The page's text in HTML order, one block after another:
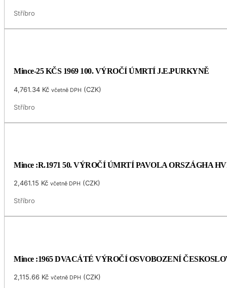
Stříbro
Mince-25 KČS 1969 100. VÝROČÍ ÚMRTÍ J.E.PURKYNĚ
4,761.34 Kč včetně DPH (CZK)
Stříbro
Mince :R.1971 50. VÝROČÍ ÚMRTÍ PAVOLA ORSZÁGHA
2,461.15 Kč včetně DPH (CZK)
Stříbro
Mince :1965 DVACÁTÉ VÝROČÍ OSVOBOZENÍ
2,115.66 Kč včetně DPH (CZK)